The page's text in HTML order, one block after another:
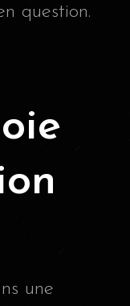
question.
une